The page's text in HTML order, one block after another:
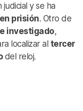
y se ha
prisión. Otro de
investigado,
localizar al tercer
del reloj.